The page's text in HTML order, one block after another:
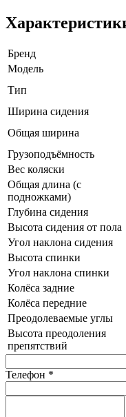
Бренд
Модель
Тип
Ширина сидения
Общая ширина
Грузоподъёмность
Вес коляски
Общая длина (с
подножками)
Глубина сидения
Высота сидения от пола
Угол наклона сидения
Высота спинки
Угол наклона спинки
Колёса задние
Колёса передние
Преодолеваемые углы
Высота преодоления
препятствий
Телефон *